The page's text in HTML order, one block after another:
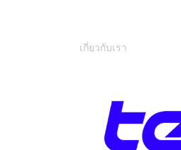
เกี่ยวกับเรา